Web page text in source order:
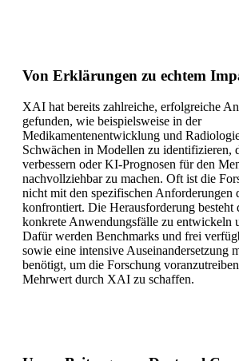
Von Erklärungen zu echtem
XAI hat bereits zahlreiche, erfolgreiche
gefunden, wie beispielsweise in der
Medikamentenentwicklung und
Schwächen in Modellen zu identifizieren,
verbessern oder KI-Prognosen für den
nachvollziehbar zu machen. Oft ist die
nicht mit den spezifischen Anforderungen
konfrontiert. Die Herausforderung
konkrete Anwendungsfälle zu entwickeln
Dafür werden Benchmarks und frei
sowie eine intensive Auseinandersetzung
benötigt, um die Forschung
Mehrwert durch XAI zu schaffen.